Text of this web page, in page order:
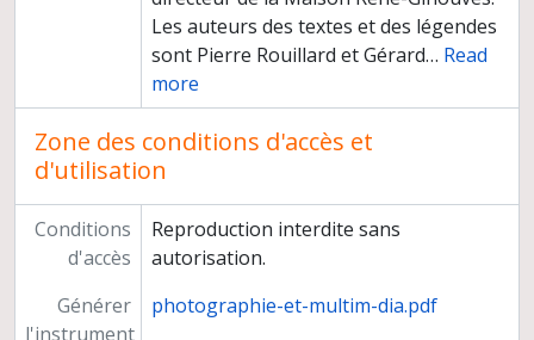
Les auteurs des textes et des légendes
sont Pierre Rouillard et Gérard… Read
more
Zone des conditions d'accès et
d'utilisation
Conditions
d'accès
Reproduction interdite sans
autorisation.
Générer
l'instrument
photographie-et-multim-dia.pdf